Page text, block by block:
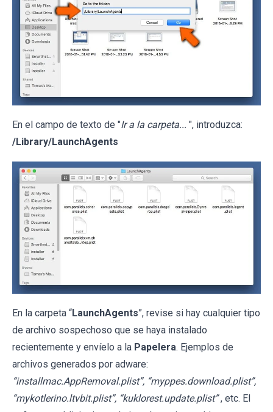
En el campo de texto de "Ir a la carpeta... ", introduzca:
/Library/LaunchAgents
En la carpeta “LaunchAgents”, revise si hay cualquier tipo
de archivo sospechoso que se haya instalado
recientemente y envíelo a la Papelera. Ejemplos de
archivos generados por adware:
“installmac.AppRemoval.plist”, “myppes.download.plist”,
“mykotlerino.ltvbit.plist”, “kuklorest.update.plist” , etc. El